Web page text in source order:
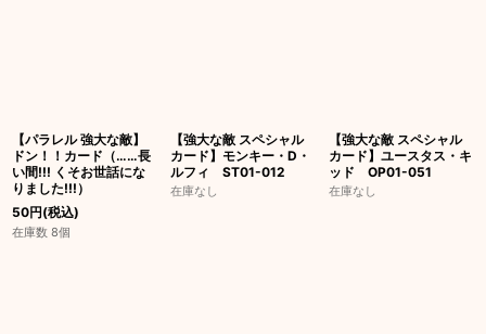
【パラレル 強大な敵】
ドン！！カード（……長
い間!!! くそお世話にな
りました!!!）
50円(税込)
在庫数 8個
【強大な敵 スペシャル
カード】モンキー・D・
ルフィ ST01-012
在庫なし
【強大な敵 スペシャル
カード】ユースタス・キ
ッド OP01-051
在庫なし